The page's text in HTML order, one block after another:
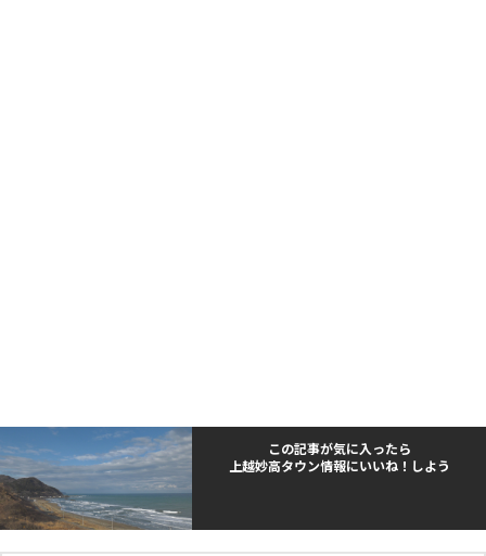
この記事が気に入ったら
上越妙高タウン情報にいいね！しよう